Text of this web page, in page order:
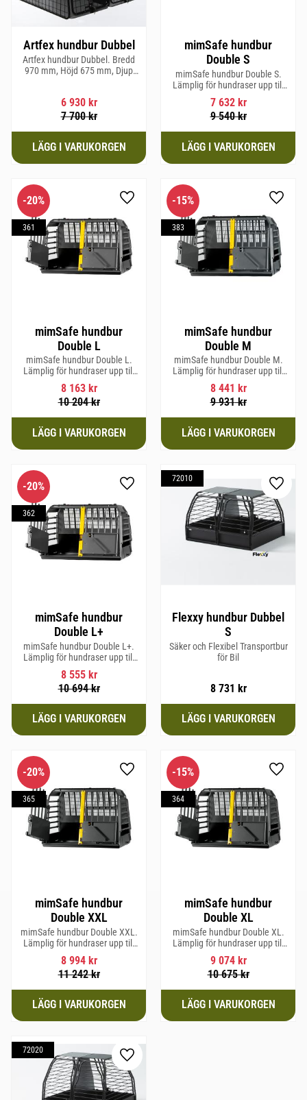
Artfex hundbur Dubbel
Artfex hundbur Dubbel. Bredd
970 mm, Höjd 675 mm, Djup
6 930kr
7 700kr
mimSafe hundbur
Double S
mimSafe hundbur Double S.
Lämplig för hundraser upp till
52 cm i mankhöjd.
7 632kr
9 540kr
mimSafe hundbur
Double L
mimSafe hundbur Double L.
Lämplig för hundraser upp till
58 cm i mankhöjd.
8 163kr
10 204kr
20%
361
Lägg till i favoriter
mimSafe hundbur
Double M
mimSafe hundbur Double M.
Lämplig för hundraser upp till
58 cm i mankhöjd.
8 441 kr
9 931kr
15%
383
Lägg
mimSafe hundbur
Double L+
mimSafe hundbur Double L+.
Lämplig för hundraser upp till
62 cm i mankhöjd
8 555kr
10 694kr
20%
362
Lägg till i favoriter
Flexxy hundbur Dubbel
S
Säker och Flexibel Transportbur
för Bil
8 731 kr
72010
Lägg
mimSafe hundbur
Double XXL
mimSafe hundbur Double XXL.
Lämplig för hundraser upp till
64 cm i mankhöjd.
8 994kr
11 242kr
20%
365
Lägg till i favoriter
mimSafe hundbur
Double XL
mimSafe hundbur Double XL.
Lämplig för hundraser upp till
64 cm i mankhöjd.
9 074kr
10 675kr
15%
364
Lägg
72020
Lägg till i favoriter